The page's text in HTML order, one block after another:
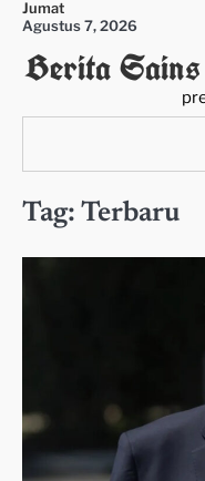
Skip
content
Jumat
Agustus 7, 2026
Berita
Tag: Terbaru